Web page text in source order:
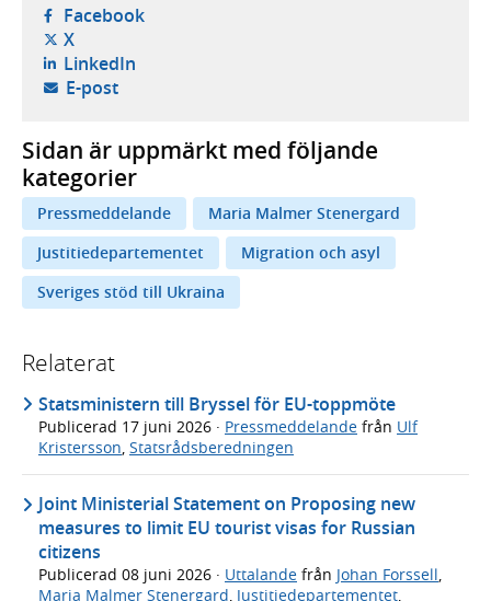
Facebook- öppnas i ny flik, extern webbplats,
X- öppnas i ny flik, extern webbplats,
LinkedIn- öppnas i ny flik, extern webbplats,
E-post- öppnar din e-postklient,
Sidan är uppmärkt med följande
kategorier
Pressmeddelande
Maria Malmer Stenergard
Justitiedepartementet
Migration och asyl
Sveriges stöd till Ukraina
Relaterat
Statsministern till Bryssel för EU-toppmöte
Publicerad 17 juni 2026 · Pressmeddelande från Ulf
Kristersson Statsrådsberedningen
Joint Ministerial Statement on Proposing new
measures to limit EU tourist visas for Russian
citizens
Publicerad 08 juni 2026 · Uttalande från Johan Forssell,
Maria Malmer Stenergard, Justitiedepartementet,